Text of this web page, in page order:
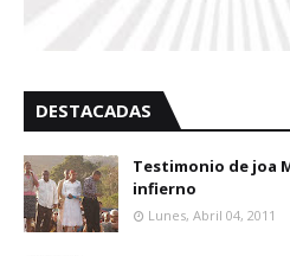
DESTACADAS
Testimonio de joa
infierno
Lunes, Abril 04, 2011